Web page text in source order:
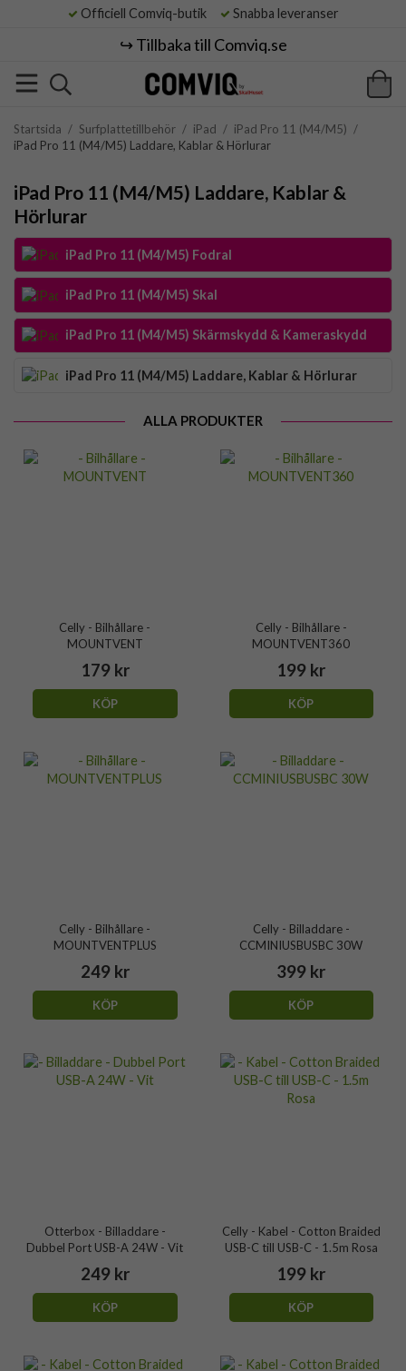
Officiell Comviq-butik Snabba leveranser
↪️ Tillbaka till Comviq.se
Startsida / Surfplattetillbehör / iPad / iPad Pro 11 (M4/M5) /
iPad Pro 11 (M4/M5) Laddare, Kablar & Hörlurar
iPad Pro 11 (M4/M5) Laddare, Kablar &
Hörlurar
iPad Pro 11 (M4/M5) Fodral
iPad Pro 11 (M4/M5) Skal
iPad Pro 11 (M4/M5) Skärmskydd & Kameraskydd
iPad Pro 11 (M4/M5) Laddare, Kablar & Hörlurar
ALLA PRODUKTER
Celly - Bilhållare -
MOUNTVENT
179 kr
KÖP
Celly - Bilhållare -
MOUNTVENT360
199 kr
KÖP
Celly - Bilhållare -
MOUNTVENTPLUS
249 kr
KÖP
Celly - Billaddare -
CCMINIUSBUSBC 30W
399 kr
KÖP
Otterbox - Billaddare -
Dubbel Port USB-A 24W - Vit
249 kr
KÖP
Celly - Kabel - Cotton Braided
USB-C till USB-C - 1.5m Rosa
199 kr
KÖP